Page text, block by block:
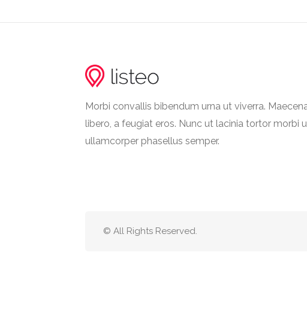
Morbi convallis bibendum urna ut viverra.
libero, a feugiat eros. Nunc ut lacinia tortor morbi
ullamcorper phasellus semper.
© All Rights Reserved.